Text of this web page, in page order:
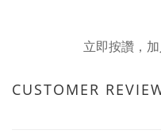
立即按讚，
CUSTOMER